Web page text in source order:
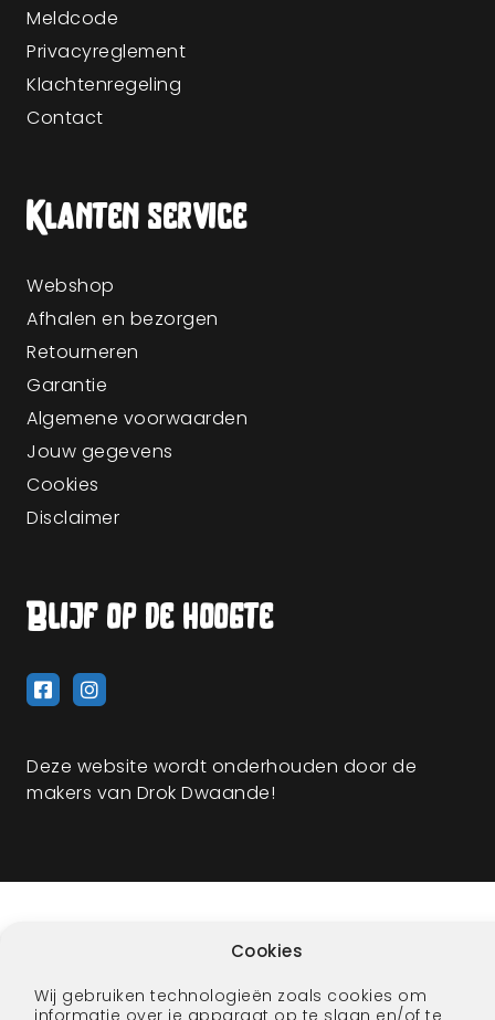
Cookies
Wij gebruiken technologieën zoals cookies om
informatie over je apparaat op te slaan en/of te
Meldcode
Privacyreglement
Klachtenregeling
Contact
Klanten service
Webshop
Afhalen en bezorgen
Retourneren
Garantie
Algemene voorwaarden
Jouw gegevens
Cookies
Disclaimer
Blijf op de hoogte
Deze website wordt onderhouden door de
makers van Drok Dwaande!